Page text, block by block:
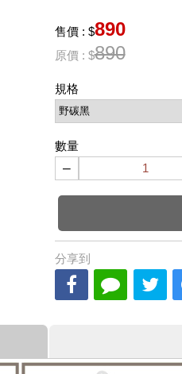
售價 : $890
原價 : $890
規格
數量
−
分享到